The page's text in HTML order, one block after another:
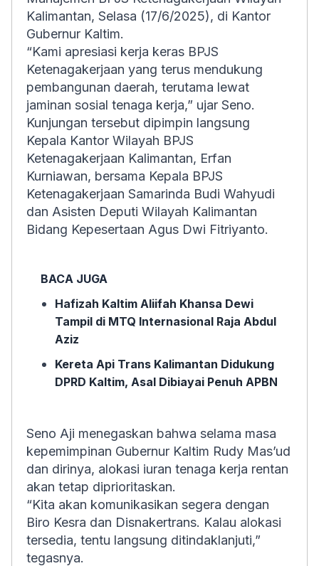
Kalimantan, Selasa (17/6/2025), di Kantor
Gubernur Kaltim.
“Kami apresiasi kerja keras BPJS
Ketenagakerjaan yang terus mendukung
pembangunan daerah, terutama lewat
jaminan sosial tenaga kerja,” ujar Seno.
Kunjungan tersebut dipimpin langsung
Kepala Kantor Wilayah BPJS
Ketenagakerjaan Kalimantan, Erfan
Kurniawan, bersama Kepala BPJS
Ketenagakerjaan Samarinda Budi Wahyudi
dan Asisten Deputi Wilayah Kalimantan
Bidang Kepesertaan Agus Dwi Fitriyanto.
BACA JUGA
Hafizah Kaltim Aliifah Khansa Dewi
Tampil di MTQ Internasional Raja Abdul
Aziz
Kereta Api Trans Kalimantan Didukung
DPRD Kaltim, Asal Dibiayai Penuh APBN
Seno Aji menegaskan bahwa selama masa
kepemimpinan Gubernur Kaltim Rudy Mas’ud
dan dirinya, alokasi iuran tenaga kerja rentan
akan tetap diprioritaskan.
“Kita akan komunikasikan segera dengan
Biro Kesra dan Disnakertrans. Kalau alokasi
tersedia, tentu langsung ditindaklanjuti,”
tegasnya.